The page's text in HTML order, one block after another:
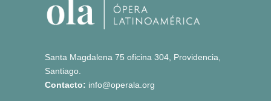
Santa Magdalena 75 oficina 304, Providencia,
Santiago.
Contacto: info@operala.org